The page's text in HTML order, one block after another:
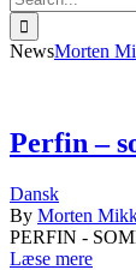
for:
NewsMorten
Perfin –
Dansk
By Morten
PERFIN -
Læse mere